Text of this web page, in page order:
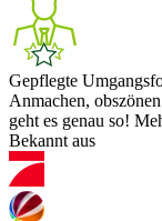
Gepflegte
Anmachen,
geht es genau so!
Bekannt aus